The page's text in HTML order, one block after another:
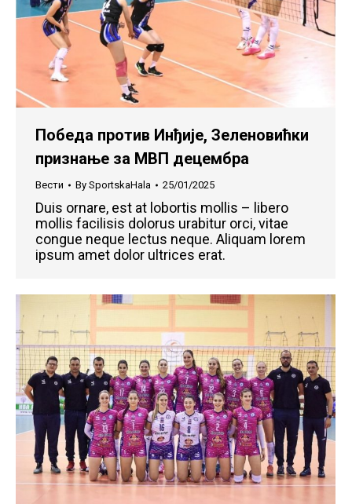
Победа против Инђије, Зеленовићки
признање за МВП децембра
Вести By SportskaHala 25/01/2025
Duis ornare, est at lobortis mollis – libero
mollis facilisis dolorus urabitur orci, vitae
congue neque lectus neque. Aliquam lorem
ipsum amet dolor ultrices erat.